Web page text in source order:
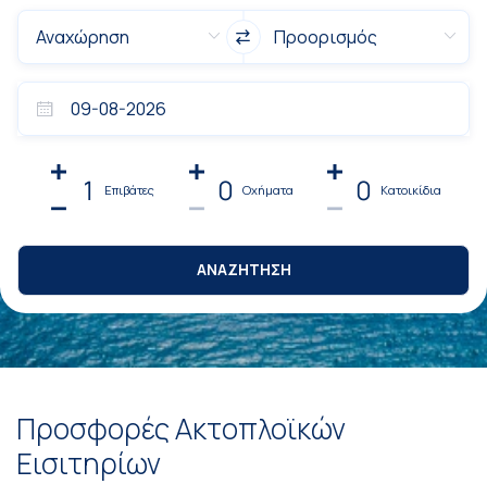
1 Επιβάτες 0 Οχήματα 0 Κατοικίδια
ΑΝΑΖΗΤΗΣΗ
Προσφορές Ακτοπλοϊκών
Εισιτηρίων